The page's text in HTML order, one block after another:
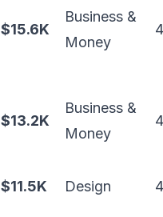
$15.6K
Business &
Money
$13.2K
Business &
Money
$11.5K Design